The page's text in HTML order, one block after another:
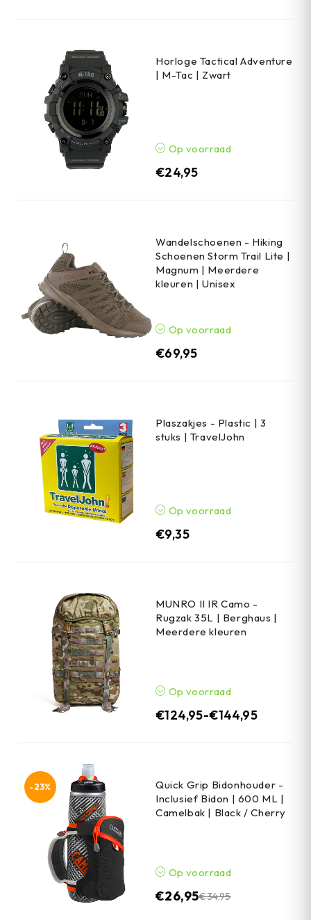
Horloge Tactical Adventure
| M-Tac | Zwart
Op voorraad
€24,95
Wandelschoenen - Hiking
Schoenen Storm Trail Lite |
Magnum | Meerdere
kleuren | Unisex
Op voorraad
€69,95
Plaszakjes - Plastic | 3
stuks | TravelJohn
Op voorraad
€9,35
MUNRO II IR Camo -
Rugzak 35L | Berghaus |
Meerdere kleuren
Op voorraad
€124,95-€144,95
-23%
Quick Grip Bidonhouder -
Inclusief Bidon | 600 ML |
Camelbak | Black / Cherry
Op voorraad
€34,95
€26,95